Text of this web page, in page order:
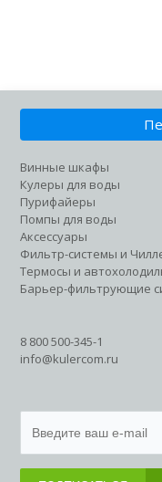
Винные шкафы
Кулеры для воды
Пурифайеры
Помпы для воды
Аксессуары
Фильтр-системы и
Термосы и
Барьер-фильтрующие
8 800 500-345-1
info@kulercom.ru